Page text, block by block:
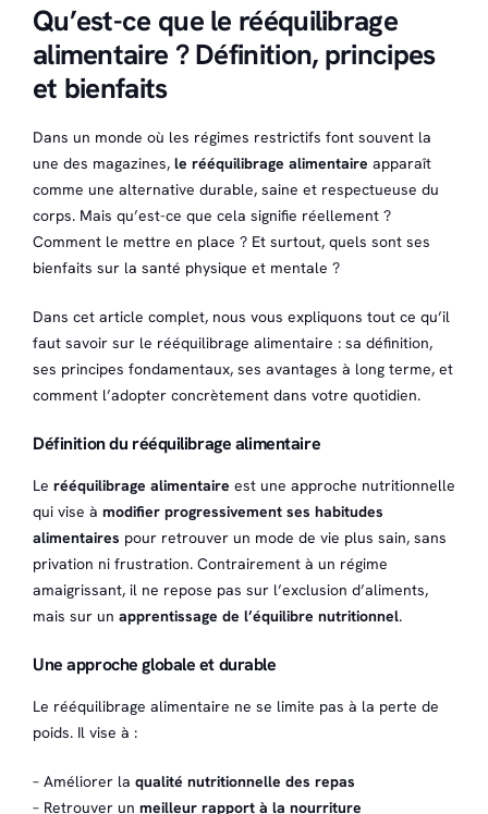
Qu’est-ce que le rééquilibrage
alimentaire ? Définition, principes
et bienfaits
Dans un monde où les régimes restrictifs font souvent la
une des magazines, le rééquilibrage alimentaire apparaît
comme une alternative durable, saine et respectueuse du
corps. Mais qu’est-ce que cela signifie réellement ?
Comment le mettre en place ? Et surtout, quels sont ses
bienfaits sur la santé physique et mentale ?
Dans cet article complet, nous vous expliquons tout ce qu’il
faut savoir sur le rééquilibrage alimentaire : sa définition,
ses principes fondamentaux, ses avantages à long terme, et
comment l’adopter concrètement dans votre quotidien.
Définition du rééquilibrage alimentaire
Le rééquilibrage alimentaire est une approche nutritionnelle
qui vise à modifier progressivement ses habitudes
alimentaires pour retrouver un mode de vie plus sain, sans
privation ni frustration. Contrairement à un régime
amaigrissant, il ne repose pas sur l’exclusion d’aliments,
mais sur un apprentissage de l’équilibre nutritionnel.
Une approche globale et durable
Le rééquilibrage alimentaire ne se limite pas à la perte de
poids. Il vise à :
– Améliorer la qualité nutritionnelle des repas
– Retrouver un meilleur rapport à la nourriture